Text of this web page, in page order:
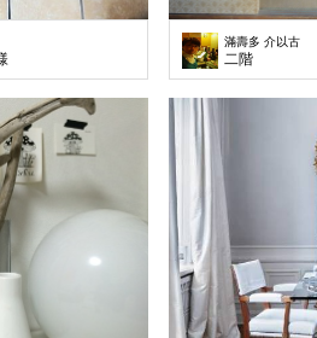
滿壽多 介以古
二階